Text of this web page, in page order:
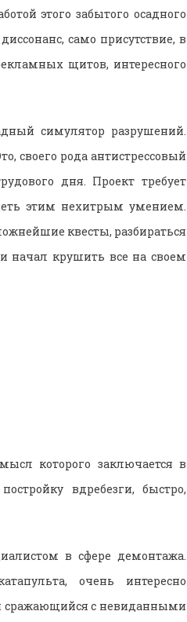
этого забытого осадного
само присутствие, в
щитов, интересного
симулятор разрушений.
своего рода антистрессовый
дня. Проект требует
этим нехитрым умением.
квесты, разбираться
начал крушить все на своем
которого заключается в
вдребезги, быстро,
в сфере демонтажа.
очень интересно
сражающийся с невиданными